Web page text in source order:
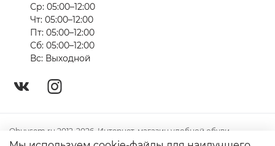
Ср: 05:00–12:00
Чт: 05:00–12:00
Пт: 05:00–12:00
Сб: 05:00–12:00
Вс: Выходной
Obuvsem.ru 2012-2026. Интернет-магазин удобной обуви